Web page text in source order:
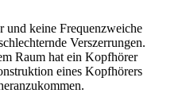
und keine Frequenzweiche
Verszerrungen.
Raum hat ein Kopfhörer
eines Kopfhörers